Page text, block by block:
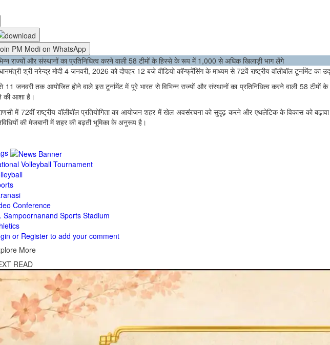
PM Modi on WhatsApp
राज्यों और संस्थानों का प्रतिनिधित्व करने वाली 58 टीमों के हिस्से के रूप में 1,000 से अधिक खिलाड़ी भाग लेंगे
श्री नरेन्द्र मोदी 4 जनवरी, 2026 को दोपहर 12 बजे वीडियो कॉन्फ्रेंसिंग के माध्यम से 72वें राष्ट्रीय वॉलीबॉल टूर्नामेंट
11 जनवरी तक आयोजित होने वाले इस टूर्नामेंट में पूरे भारत से विभिन्न राज्यों और संस्थानों का प्रतिनिधित्व करने वाली 58
की आशा है।
में 72वीं राष्ट्रीय वॉलीबॉल प्रतियोगिता का आयोजन शहर में खेल अवसंरचना को सुदृढ़ करने और एथलेटिक के विकास को
की मेजबानी में शहर की बढ़ती भूमिका के अनुरूप है।
Volleyball Tournament
Conference
Sampoorna­nand Sports Stadium
or Register to add your comment
More
READ